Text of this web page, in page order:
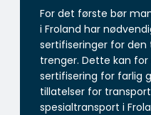
For det første bør
i Froland har
sertifiseringer for
trenger. Dette kan for
sertifisering for farlig
tillatelser for
spesialtransport i